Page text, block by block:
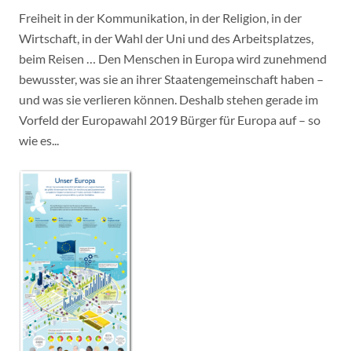
Freiheit in der Kommunikation, in der Religion, in der
Wirtschaft, in der Wahl der Uni und des Arbeitsplatzes,
beim Reisen … Den Menschen in Europa wird zunehmend
bewusster, was sie an ihrer Staatengemeinschaft haben –
und was sie verlieren können. Deshalb stehen gerade im
Vorfeld der Europawahl 2019 Bürger für Europa auf – so
wie es...